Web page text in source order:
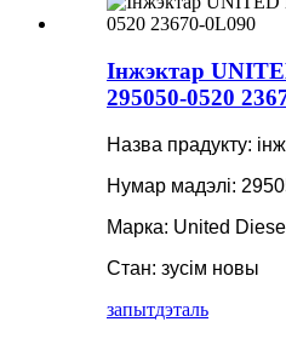
Інжэктар
295050-0520
Назва прадукту:
Нумар мадэлі:
Марка: United Diesel
Стан: зусім новы
запытдэталь